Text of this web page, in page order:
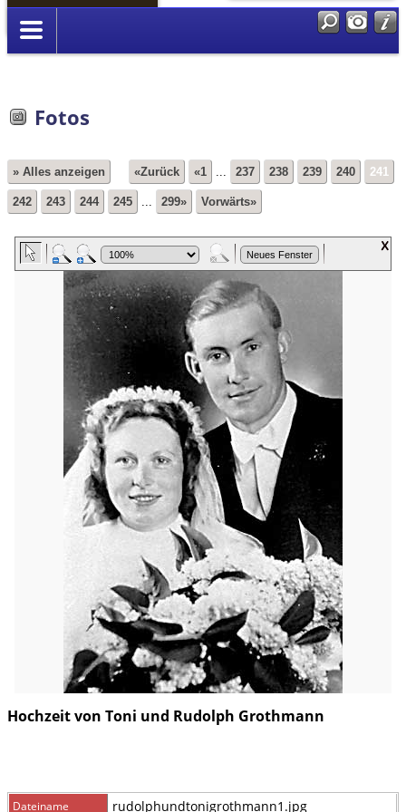
Anmelden
Fotos
» Alles anzeigen «Zurück «1 ... 237 238 239 240 241
242 243 244 245 ... 299» Vorwärts»
Hochzeit von Toni und Rudolph Grothmann
Dateiname rudolphundtonigrothmann1.jpg